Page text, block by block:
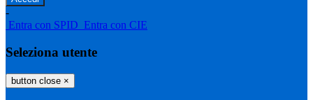
-
Entra con SPID Entra con CIE
Seleziona utente
button close ×